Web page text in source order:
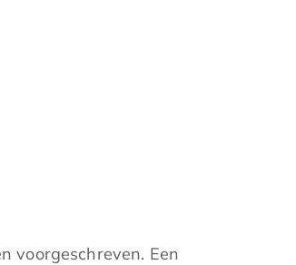
voorgeschreven. Een